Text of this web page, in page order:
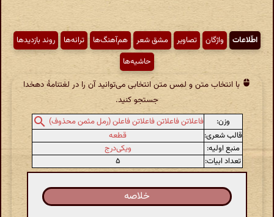
اطّلاعات واژگان تصاویر مشق شعر هم‌آهنگ‌ها ترانه‌ها
روند بازدیدها
حاشیه‌ها
با انتخاب متن و لمس متن انتخابی می‌توانید آن را در لغتنامهٔ دهخدا
جستجو کنید.
وزن:
فاعلاتن فاعلاتن فاعلاتن فاعلن (رمل مثمن محذوف)
قالب شعری:
قطعه
منبع اولیه:
ویکی‌درج
تعداد ابیات:
۵
خلاصه